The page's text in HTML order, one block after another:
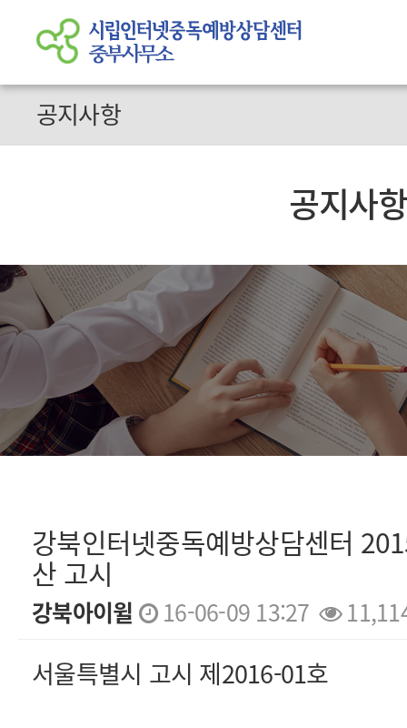
공지사항
공지사
강북인터넷중독예방상담센터
산 고시
강북아이윌 16-06-09 13:27
본문
서울특별시 고시 제2016-01호